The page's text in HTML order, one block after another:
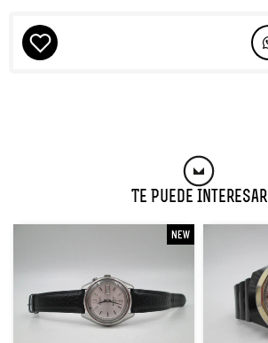
Te Puede Interesar
NEW